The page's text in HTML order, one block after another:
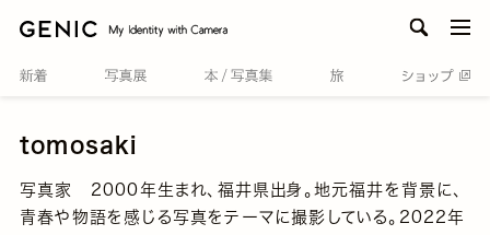
tomosaki
写真家 2000年生まれ、福井県出身。地元福井を背景に、
青春や物語を感じる写真をテーマに撮影している。2022年